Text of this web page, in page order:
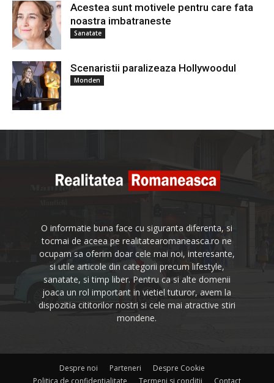
Acestea sunt motivele pentru care fata
noastra imbatraneste
Sanatate
Scenaristii paralizeaza Hollywoodul
Monden
O informatie buna face cu siguranta diferenta, si
tocmai de aceea pe realitatearomaneasca.ro ne
ocupam sa oferim doar cele mai noi, interesante,
si utile articole din categorii precum lifestyle,
sanatate, si timp liber. Pentru ca si alte domenii
joaca un rol important in vietiel tuturor, avem la
dispozitia cititorilor nostri si cele mai atractive stiri
mondene.
Despre noi Parteneri
Despre Cookie